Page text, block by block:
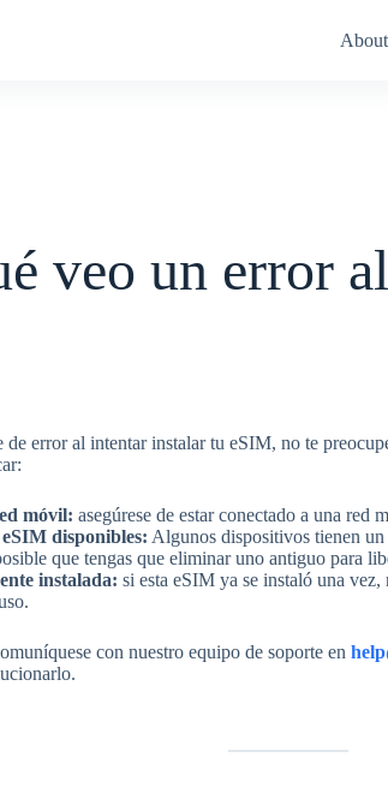
veo un error
de error al intentar instalar tu eSIM, no te
móvil: asegúrese de estar conectado a una
disponibles: Algunos dispositivos tienen
que tengas que eliminar uno antiguo para
instalada: si esta eSIM ya se instaló una
con nuestro equipo de soporte en